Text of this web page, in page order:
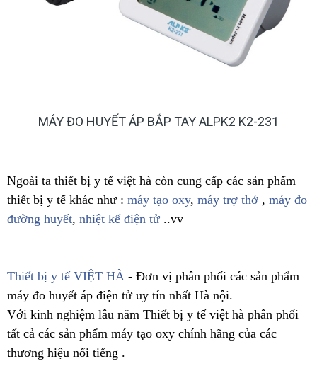
MÁY ĐO HUYẾT ÁP BẮP TAY ALPK2 K2-231
Ngoài ta thiết bị y tế việt hà còn cung cấp các sản phẩm
thiết bị y tế khác như : máy tạo oxy, máy trợ thở , máy đo
đường huyết, nhiệt kế điện tử..vv
Thiết bị y tế VIỆT HÀ - Đơn vị phân phối các sản phẩm
máy đo huyết áp điện tử uy tín nhất Hà nội.
Với kinh nghiệm lâu năm Thiết bị y tế việt hà phân phối
tất cả các sản phẩm máy tạo oxy chính hãng của các
thương hiệu nổi tiếng .